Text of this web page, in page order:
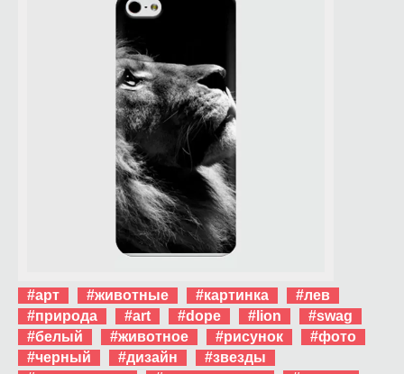
#арт #животные #картинка
#лев
#природа
#art #dope #lion
#swag
#белый
#животное #рисунок
#фото
#черный
#дизайн
#звезды